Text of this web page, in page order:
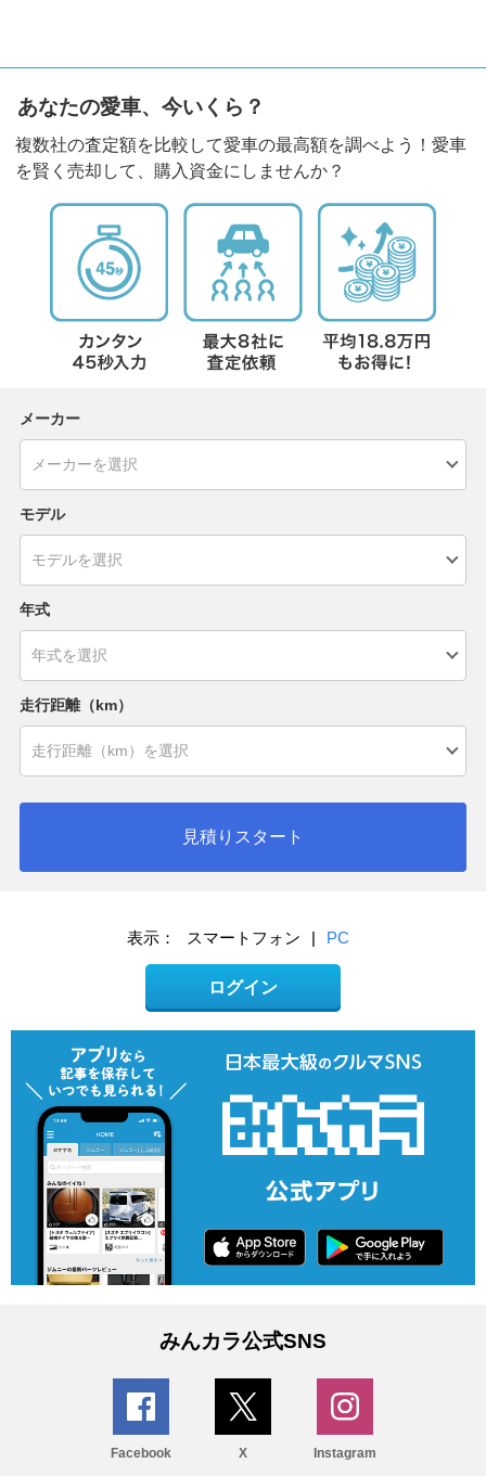
あなたの愛車、今いくら？
複数社の査定額を比較して愛車の最高額を調べよう！愛車
を賢く売却して、購入資金にしませんか？
メーカー
モデル
年式
走行距離（km）
見積りスタート
表示： スマートフォン | PC
ログイン
みんカラ公式SNS
Facebook X Instagram